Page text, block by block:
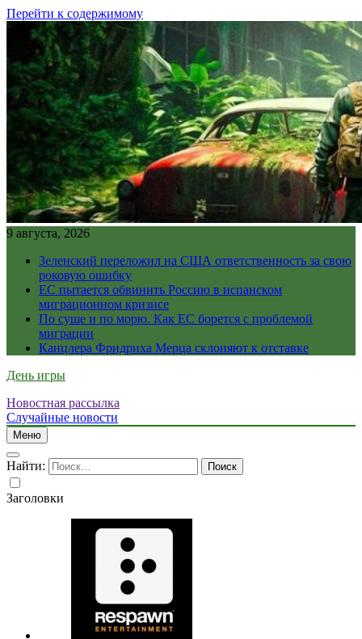
Перейти к содержимому
9 августа, 2026
Зеленский переложил на США ответственность за свою
роковую ошибку
ЕС пытается обвинить Россию в испанском
миграционном кризисе
По суше и по морю. Как ЕС борется с проблемой
миграции
Канцлера Фридриха Мерца склоняют к отставке
День игры
Новостная рассылка
Случайные новости
Меню
Найти:
Заголовки